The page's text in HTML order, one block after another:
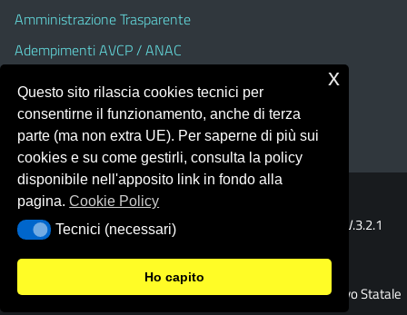
Amministrazione Trasparente
Adempimenti AVCP / ANAC
Dichiarazione di accessibilità
Portale realizzato con la piattaforma
Template Italia configurato sul tema accessibile
V.3.2.1
(Alioth)
© 2026 Istituto Comprensivo Statale
Questo sito rilascia cookies tecnici per
consentirne il funzionamento, anche di terza
parte (ma non extra UE). Per saperne di più sui
cookies e su come gestirli, consulta la policy
disponibile nell'apposito link in fondo alla
pagina.Cookie Policy
Tecnici (necessari)
Tecnici (necessari)
Ho capito
x